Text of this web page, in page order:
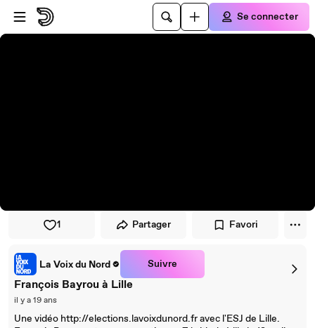
Passer au player
Passer au contenu principal
Se connecter
1 Partager Favori
La Voix du Nord Suivre
François Bayrou à Lille
il y a 19 ans
Une vidéo http://elections.lavoixdunord.fr avec l'ESJ de Lille.